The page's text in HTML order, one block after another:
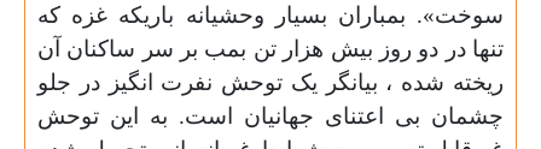
سوخت». بمباران بسیار وحشیانه باریکه غزه که
تنها در دو روز بیش هزار تن بمب بر سر ساکنان آن
ریخته شده ، بیانگر یک توحش نفرت انگیز در جلو
چشمان بی اعتنای جهانیان است. به این توحش